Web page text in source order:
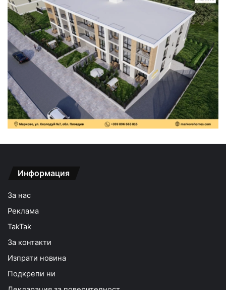
Информация
За нас
Реклама
TakTak
За контакти
Изпрати новина
Подкрепи ни